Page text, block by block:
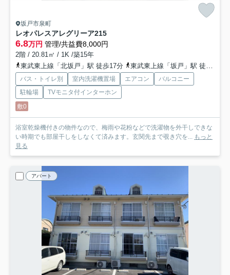
坂戸市泉町
レオパレスアレグリーア215
6.8万円 管理/共益費8,000円
2階 / 20.81㎡ / 1K /築15年
東武東上線「北坂戸」駅 徒歩17分
東武東上線「坂戸」駅 徒歩22分
バス・トイレ別 室内洗濯機置場 エアコン
バルコニー
駐輪場
TVモニタ付インターホン
敷0
浴室乾燥機付きの物件なので、梅雨や花粉などで洗濯物を外干しできな
い時期でも部屋干しをしなくて済みます。玄関先まで覗き穴を... もっと
見る
アパート